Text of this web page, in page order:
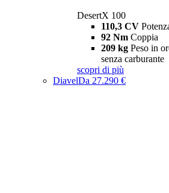
DesertX 100
110,3 CV
92 Nm Coppia
209 kg Peso in
senza carburante
scopri di più
DiavelDa 27.290 €